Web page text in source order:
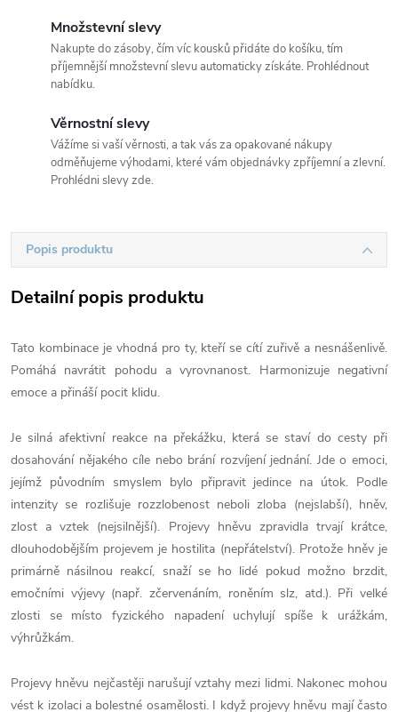
Množstevní slevy
Nakupte do zásoby, čím víc kousků přidáte do košíku, tím
příjemnější množstevní slevu automaticky získáte. Prohlédnout
nabídku.
Věrnostní slevy
Vážíme si vaší věrnosti, a tak vás za opakované nákupy
odměňujeme výhodami, které vám objednávky zpříjemní a zlevní.
Prohlédni slevy zde.
Popis produktu
Detailní popis produktu
Tato kombinace je vhodná pro ty, kteří se cítí zuřivě a nesnášenlivě.
Pomáhá navrátit pohodu a vyrovnanost. Harmonizuje negativní
emoce a přináší pocit klidu.
Je silná afektivní reakce na překážku, která se staví do cesty při
dosahování nějakého cíle nebo brání rozvíjení jednání. Jde o emoci,
jejímž původním smyslem bylo připravit jedince na útok. Podle
intenzity se rozlišuje rozzlobenost neboli zloba (nejslabší), hněv,
zlost a vztek (nejsilnější). Projevy hněvu zpravidla trvají krátce,
dlouhodobějším projevem je hostilita (nepřátelství). Protože hněv je
primárně násilnou reakcí, snaží se ho lidé pokud možno brzdit,
emočními výjevy (např. zčervenáním, roněním slz, atd.). Při velké
zlosti se místo fyzického napadení uchylují spíše k urážkám,
výhrůžkám.
Projevy hněvu nejčastěji narušují vztahy mezi lidmi. Nakonec mohou
vést k izolaci a bolestné osamělosti. I když projevy hněvu mají často